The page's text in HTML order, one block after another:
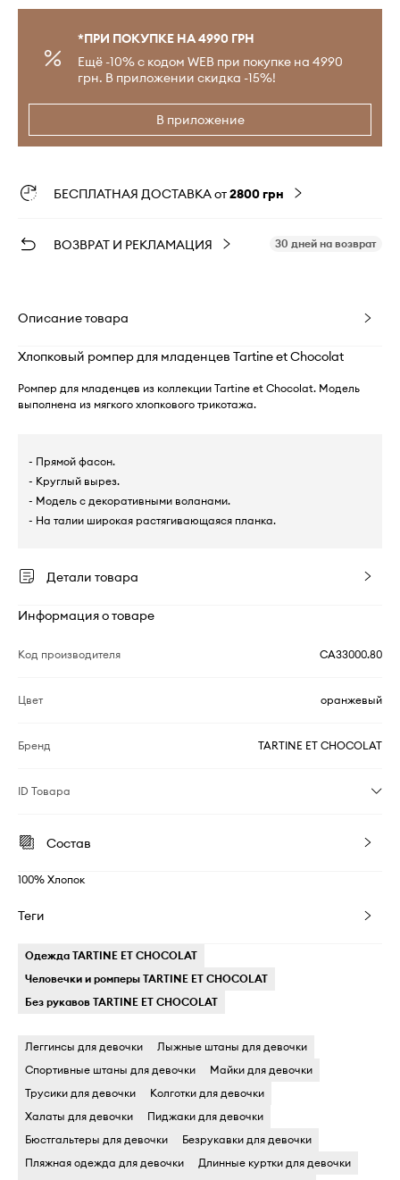
*ПРИ ПОКУПКЕ НА 4990 ГРН
Ещё -10% с кодом WEB при покупке на 4990
грн. В приложении скидка -15%!
В приложение
БЕСПЛАТНАЯ ДОСТАВКА от2800 грн
ВОЗВРАТ И РЕКЛАМАЦИЯ 30 дней на возврат
Описание товара
Хлопковый ромпер для младенцев Tartine et Chocolat
Ромпер для младенцев из коллекции Tartine et Chocolat. Модель
выполнена из мягкого хлопкового трикотажа.
- Прямой фасон.
- Круглый вырез.
- Модель с декоративными воланами.
- На талии широкая растягивающаяся планка.
Детали товара
Информация о товаре
Код производителя CA33000.80
Цвет оранжевый
Бренд TARTINE ET CHOCOLAT
ID Товара
Состав
100% Хлопок
Теги
Одежда TARTINE ET CHOCOLAT
Человечки и ромперы TARTINE ET CHOCOLAT
Без рукавов TARTINE ET CHOCOLAT
Леггинсы для девочки
Лыжные штаны для девочки
Спортивные штаны для девочки
Майки для девочки
Трусики для девочки
Колготки для девочки
Халаты для девочки
Пиджаки для девочки
Бюстгальтеры для девочки
Безрукавки для девочки
Пляжная одежда для девочки
Длинные куртки для девочки